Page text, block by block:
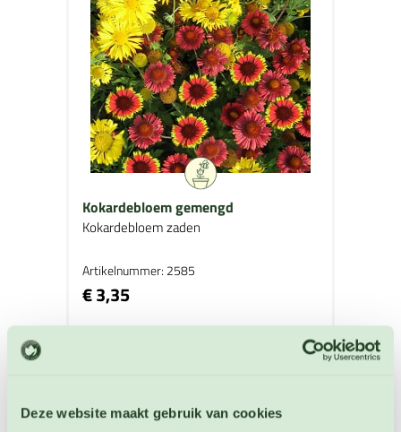
Deze website maakt gebruik van cookies
Kokardebloem gemengd
Kokardebloem zaden
Artikelnummer: 2585
€ 3,35